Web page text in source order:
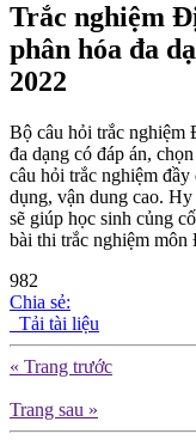
Trắc nghiệm
phân hóa đa
2022
Bộ câu hỏi trắc nghiệm
đa dạng có đáp án,
câu hỏi trắc nghiệm
dụng, vận dung cao.
sẽ giúp học sinh củng
bài thi trắc nghiệm
982
Chia sẻ:
Tải tài liệu
« Trang trước
Trang sau »